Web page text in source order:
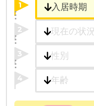
医療・看護体制から
1
2
3
4